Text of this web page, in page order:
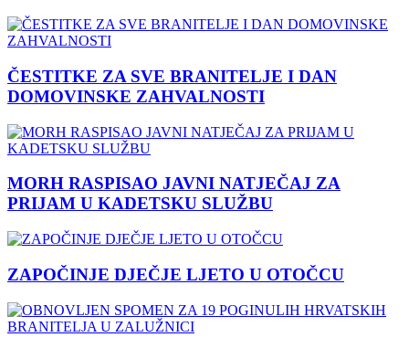
ČESTITKE ZA SVE BRANITELJE I DAN
DOMOVINSKE ZAHVALNOSTI
MORH RASPISAO JAVNI NATJEČAJ ZA
PRIJAM U KADETSKU SLUŽBU
ZAPOČINJE DJEČJE LJETO U OTOČCU